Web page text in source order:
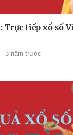
Trực tiếp xổ số
3 năm trước